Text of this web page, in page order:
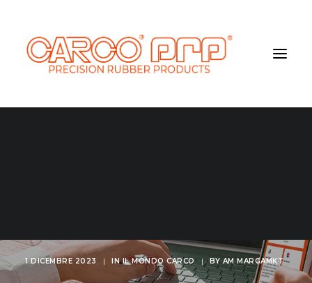
1 DICEMBRE 2023 | INIL MONDO CARCO | BYAM MARGAMKT